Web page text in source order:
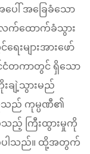
ေါ် အခြေခံသော
က်ထောက်ခံသွား
ေးများအားဖော်
ငံတကာတွင် ရှိသော
ချဲ့သွားမည်
သည် ကုမ္ပဏီ၏
ခံသည့် ကြီးထွားမှုကို
ပါသည်။ ထို့အတွက်